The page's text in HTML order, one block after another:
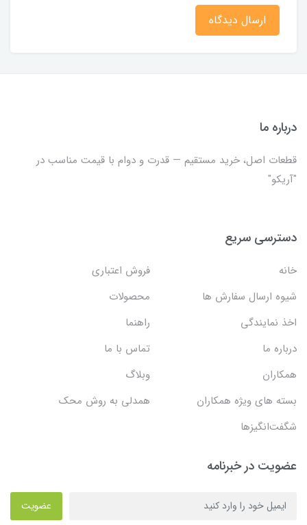
ارسال دیدگاه
درباره ما
قطعات اصل، خرید مستقیم — قدرت و دوام با قیمت مناسب در
"آریکو"
دسترسی سریع
خانه
فروش اعتباری
شیوه ارسال سفارش ها
محصولات
اخذ نمایندگی
راهنما
درباره ما
تماس با ما
همکاران
وبلاگ
بسته های ویژه همکاران
همدلی به روش محک
شگفت‌انگیزها
عضویت در خبرنامه
عضویت